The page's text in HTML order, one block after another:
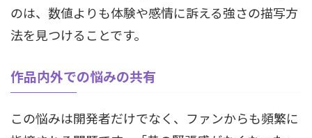
のは、数値よりも体験や感情に訴える強さの描写方
法を見つけることです。
作品内外での悩みの共有
この悩みは開発者だけでなく、ファンからも頻繁に